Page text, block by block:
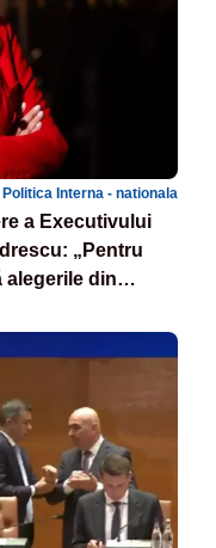
Politica Interna - nationala
a Executivului
„Pentru
alegerile din